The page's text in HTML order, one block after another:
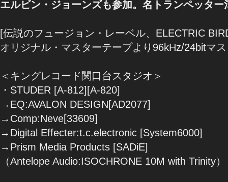
エルビン・ジョーンズも参加。名トランペッタ
[伝説のフュージョン・レーベル、ELECTRIC
オリジナル・マスターテープより96kHz/24bitマ
＜キングレコード関口台スタジオ＞
・STUDER [A-812][A-820]
→EQ:AVALON DESIGN[AD2077]
→Comp:Neve[33609]
→Digital Effecter:t.c.electronic [System6000]
→Prism Media Products [SADiE]
（Antelope Audio:ISOCHRONE 10M with Trinity）